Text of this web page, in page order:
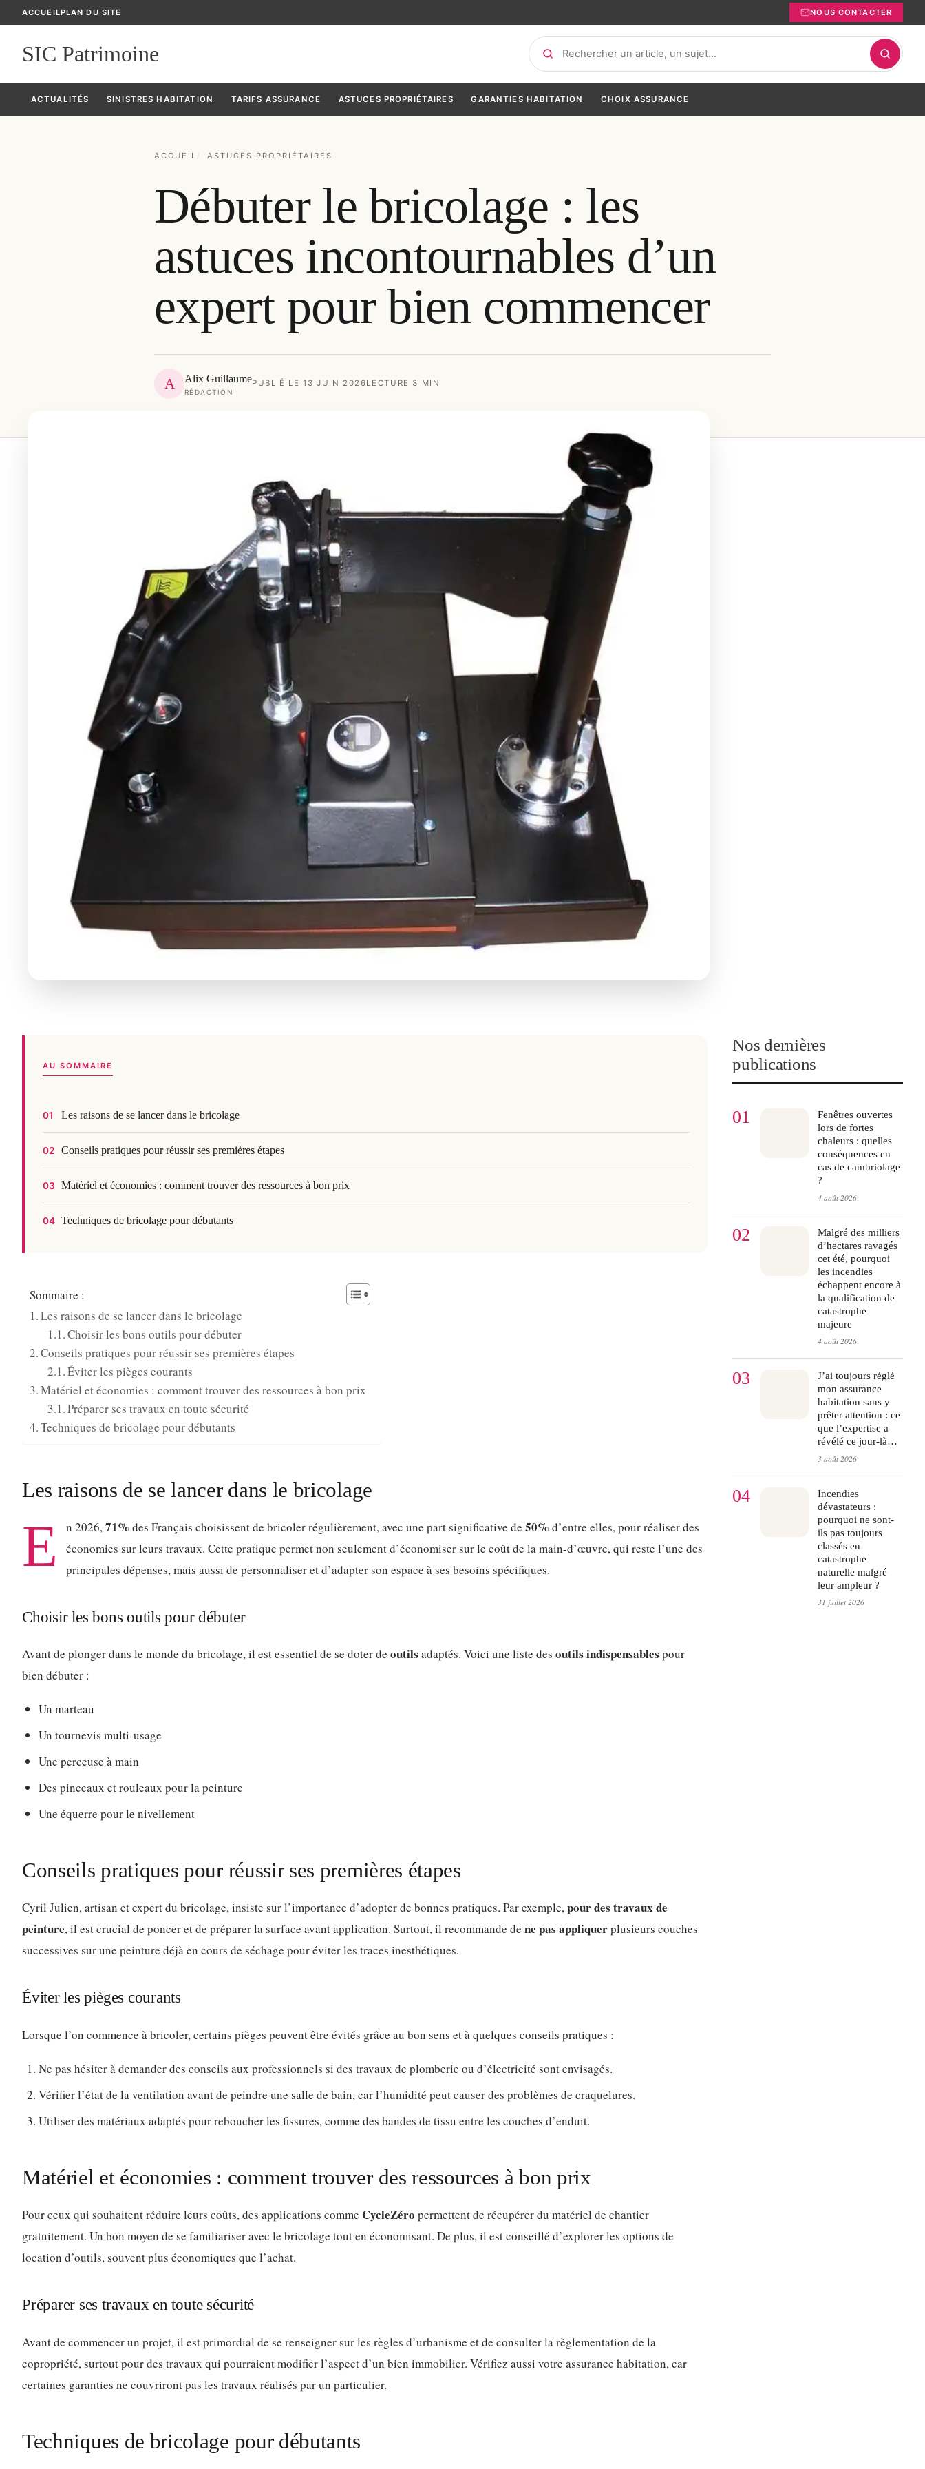
ACCUEILPLAN DU SITE NOUS CONTACTER
SIC Patrimoine Rechercher
ACTUALITÉS SINISTRES HABITATION TARIFS ASSURANCE ASTUCES PROPRIÉTAIRES GARANTIES HABITATION CHOIX ASSURANCE
ACCUEIL ASTUCES PROPRIÉTAIRES
Débuter le bricolage : les
astuces incontournables d’un
expert pour bien commencer
A Alix Guillaume
RÉDACTION
PUBLIÉ LE 13 JUIN 2026LECTURE 3 MIN
AU SOMMAIRE
01 Les raisons de se lancer dans le bricolage
02 Conseils pratiques pour réussir ses premières étapes
03 Matériel et économies : comment trouver des ressources à bon prix
04 Techniques de bricolage pour débutants
Sommaire :
Les raisons de se lancer dans le bricolage
Choisir les bons outils pour débuter
Conseils pratiques pour réussir ses premières étapes
Éviter les pièges courants
Matériel et économies : comment trouver des ressources à bon prix
Préparer ses travaux en toute sécurité
Techniques de bricolage pour débutants
Les raisons de se lancer dans le bricolage
E n 2026, 71% des Français choisissent de bricoler régulièrement, avec une part significative de 50% d’entre elles, pour réaliser des
économies sur leurs travaux. Cette pratique permet non seulement d’économiser sur le coût de la main-d’œuvre, qui reste l’une des
principales dépenses, mais aussi de personnaliser et d’adapter son espace à ses besoins spécifiques.
Choisir les bons outils pour débuter
Avant de plonger dans le monde du bricolage, il est essentiel de se doter de outils adaptés. Voici une liste des outils indispensables pour
bien débuter :
Un marteau
Un tournevis multi-usage
Une perceuse à main
Des pinceaux et rouleaux pour la peinture
Une équerre pour le nivellement
Conseils pratiques pour réussir ses premières étapes
Cyril Julien, artisan et expert du bricolage, insiste sur l’importance d’adopter de bonnes pratiques. Par exemple,pour des travaux de
peinture, il est crucial de poncer et de préparer la surface avant application. Surtout, il recommande de ne pas appliquerplusieurs couches
successives sur une peinture déjà en cours de séchage pour éviter les traces inesthétiques.
Éviter les pièges courants
Lorsque l’on commence à bricoler, certains pièges peuvent être évités grâce au bon sens et à quelques conseils pratiques :
Ne pas hésiter à demander des conseils aux professionnels si des travaux de plomberie ou d’électricité sont envisagés.
Vérifier l’état de la ventilation avant de peindre une salle de bain, car l’humidité peut causer des problèmes de craquelures.
Utiliser des matériaux adaptés pour reboucher les fissures, comme des bandes de tissu entre les couches d’enduit.
Matériel et économies : comment trouver des ressources à bon prix
Pour ceux qui souhaitent réduire leurs coûts, des applications comme CycleZéro permettent de récupérer du matériel de chantier
gratuitement. Un bon moyen de se familiariser avec le bricolage tout en économisant. De plus, il est conseillé d’explorer les options de
location d’outils, souvent plus économiques que l’achat.
Préparer ses travaux en toute sécurité
Avant de commencer un projet, il est primordial de se renseigner sur les règles d’urbanisme et de consulter la règlementation de la
copropriété, surtout pour des travaux qui pourraient modifier l’aspect d’un bien immobilier. Vérifiez aussi votre assurance habitation, car
certaines garanties ne couvriront pas les travaux réalisés par un particulier.
Techniques de bricolage pour débutants
Nos dernières
publications
01
Fenêtres ouvertes
lors de fortes
chaleurs : quelles
conséquences en
cas de cambriolage
?
4 août 2026
02
Malgré des milliers
d’hectares ravagés
cet été, pourquoi
les incendies
échappent encore à
la qualification de
catastrophe
majeure
4 août 2026
03
J’ai toujours réglé
mon assurance
habitation sans y
prêter attention : ce
que l’expertise a
révélé ce jour-là…
3 août 2026
04
Incendies
dévastateurs :
pourquoi ne sont-
ils pas toujours
classés en
catastrophe
naturelle malgré
leur ampleur ?
31 juillet 2026